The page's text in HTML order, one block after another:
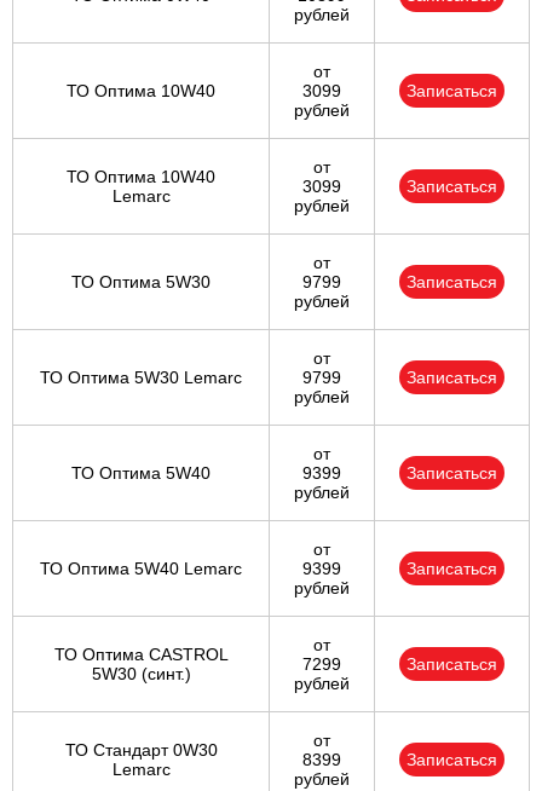
рублей
ТО Оптима 10W40
от
3099
рублей
Записаться
ТО Оптима 10W40
Lemarc
от
3099
рублей
Записаться
ТО Оптима 5W30
от
9799
рублей
Записаться
ТО Оптима 5W30 Lemarc
от
9799
рублей
Записаться
ТО Оптима 5W40
от
9399
рублей
Записаться
ТО Оптима 5W40 Lemarc
от
9399
рублей
Записаться
ТО Оптима CASTROL
5W30 (синт.)
от
7299
рублей
Записаться
ТО Стандарт 0W30
Lemarc
от
8399
рублей
Записаться